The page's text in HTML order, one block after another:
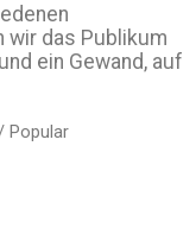
wir das Publikum
ein Gewand, auf
Popular